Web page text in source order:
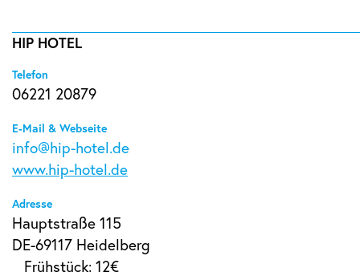
HIP HOTEL
Telefon
06221 20879
E-Mail & Webseite
info@hip-hotel.de
www.hip-hotel.de
Adresse
Hauptstraße 115
DE-69117 Heidelberg
Frühstück: 12€